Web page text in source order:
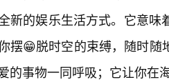
新的娱乐生活方式。它意
摆😁脱时空的束缚，随时
的事物一同呼吸；它让你在